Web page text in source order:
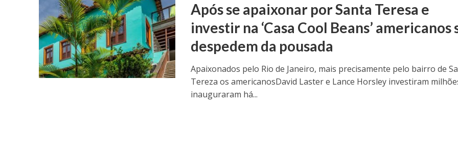
Após se apaixonar por Santa Teresa e
investir na ‘Casa Cool Beans’ americanos
despedem da pousada
Apaixonados pelo Rio de Janeiro, mais precisamente pelo bairro de
Tereza os americanosDavid Laster e Lance Horsley investiram
inauguraram há...